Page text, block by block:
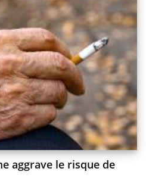
aggrave le risque de